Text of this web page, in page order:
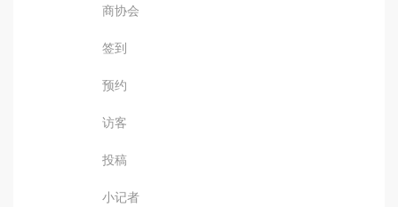
商协会
签到
预约
访客
投稿
小记者